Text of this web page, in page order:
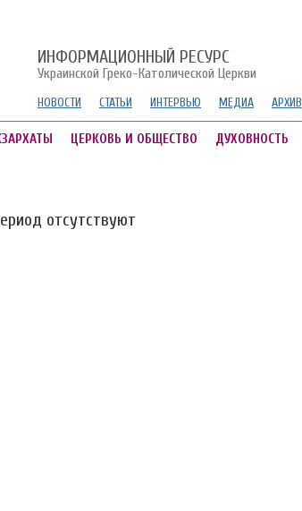
ИНФОРМАЦИОННЫЙ РЕСУРС
Украинской Греко-Католической Церкви
НОВОСТИ СТАТЬИ ИНТЕРВЬЮ МЕДИА АРХИВ
ЦЕРКОВЬ И ОБЩЕСТВО ДУХОВНОСТЬ
отсутствуют